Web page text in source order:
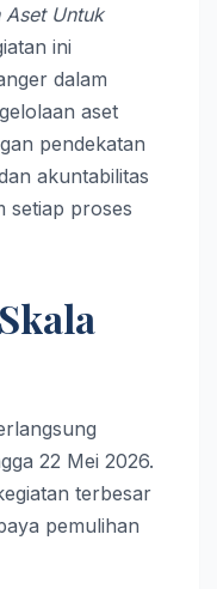
Aset Untuk
ini
dalam
aset
pendekatan
akuntabilitas
setiap proses
22 Mei 2026.
terbesar
pemulihan